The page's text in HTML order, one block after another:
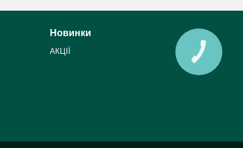
Новинки
АКЦІЇ
КНОПКА
ЗВ'ЯЗКУ